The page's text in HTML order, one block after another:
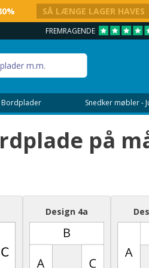
SÅ LÆNGE LAGER HAVES
VEJLEDNING - 7 DAGE OM
Bordplader Snedker møbler -
på
Design 4a